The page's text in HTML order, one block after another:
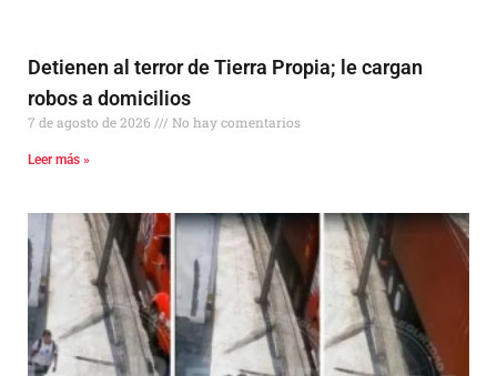
Detienen al terror de Tierra Propia; le cargan
robos a domicilios
7 de agosto de 2026 No hay comentarios
Leer más »